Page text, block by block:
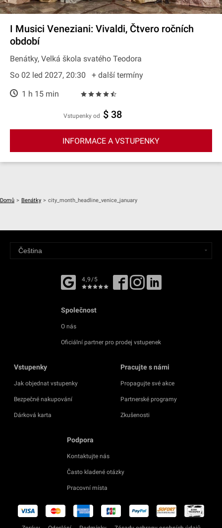
I Musici Veneziani: Vivaldi, Čtvero ročních
období
Benátky, Velká škola svatého Teodora
So 02 led 2027, 20:30
+ další termíny
1 h 15 min
Vstupenky od $ 38
INFORMACE A VSTUPENKY
Domů > Benátky > city_month_headline_venice_january
4,9/5
Společnost
O nás
Oficiální partner pro prodej vstupenek
Vstupenky
Jak objednat vstupenky
Bezpečné nakupování
Dárková karta
Pracujte s námi
Propagujte své akce
Partnerské programy
Zkušenosti
Podpora
Kontaktujte nás
Často kladené otázky
Pracovní místa